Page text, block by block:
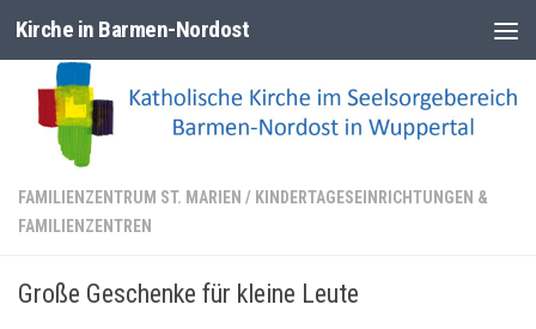
Zum Inhalt springen
Kirche in Barmen-Nordost
FAMILIENZENTRUM ST. MARIEN / KINDERTAGESEINRICHTUNGEN &
FAMILIENZENTREN
Große Geschenke für kleine Leute